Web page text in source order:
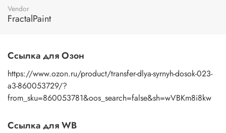
изображение и положите на файл, перевернув рисунком
вниз. Смочите водой поверхность бумажной основы с
помощью губки или спонжа, подождите 10 секунд, дайте
пальцами бумажную основу, сдвигаете ее на себя.
удалите лишнюю влагу и воздух бумажным полотенцем
или кусочком сухой ткани. После чего покройте
изображение любым покрывным лаком. Отлично
подойдет акриловый лак на водной основе, матовый,
Vendor
FractalPaint
Ссылка для Озон
https://www.ozon.ru/product/transfer-dlya-syrnyh-dosok-023-
a3-860053729/?
from_sku=860053781&oos_search=false&sh=wVBKm8i8kw
Ссылка для WB